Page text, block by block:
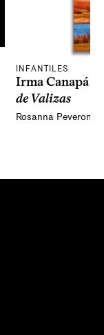
INFANTILES
Irma Canapá
de Valizas
Rosanna Peveroni